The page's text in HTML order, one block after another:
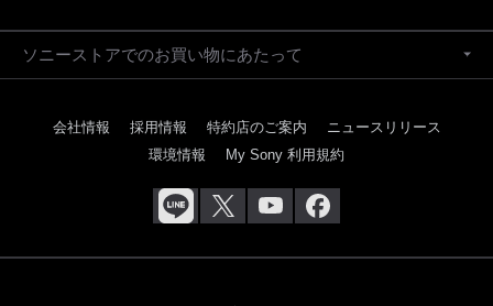
ソニーストアでのお買い物にあたって
会社情報 採用情報 特約店のご案内
ニュースリリース
環境情報
My Sony 利用規約